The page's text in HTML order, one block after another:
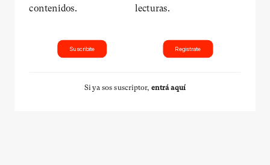
contenidos.
Suscribite
lecturas.
Registrate
Si ya sos suscriptor, entrá aquí